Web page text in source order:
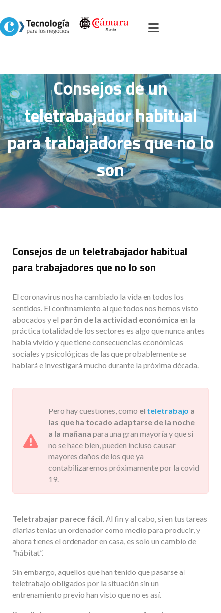
movilidad>
Consejos de un teletrabajador habitual para trabajadores que
no lo son
Consejos de un
teletrabajador habitual
para trabajadores que no lo
son
Consejos de un teletrabajador habitual
para trabajadores que no lo son
El coronavirus nos ha cambiado la vida en todos los
sentidos. El confinamiento al que todos nos hemos visto
abocados y el parón de la actividad económica en la
práctica totalidad de los sectores es algo que nunca antes
había vivido y que tiene consecuencias económicas,
sociales y psicológicas de las que probablemente se
hablará e investigará mucho durante la próxima década.
Pero hay cuestiones, como el teletrabajo a
las que ha tocado adaptarse de la noche
a la mañana para una gran mayoría y que si
no se hace bien, pueden incluso causar
mayores daños de los que ya
contabilizaremos próximamente por la covid
19.
Teletrabajar parece fácil. Al fin y al cabo, si en tus tareas
diarias tenías un ordenador como medio para producir, y
ahora tienes el ordenador en casa, es solo un cambio de
“hábitat”.
Sin embargo, aquellos que han tenido que pasarse al
teletrabajo obligados por la situación sin un
entrenamiento previo han visto que no es así.